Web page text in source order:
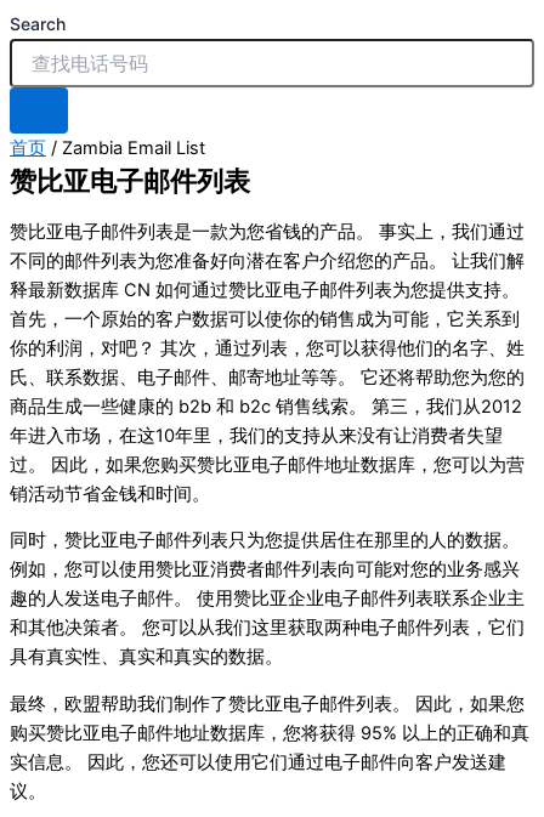
Search
首页 / Zambia Email List
赞比亚电子邮件列表
赞比亚电子邮件列表是一款为您省钱的产品。 事实上，我们通过
不同的邮件列表为您准备好向潜在客户介绍您的产品。 让我们解
释最新数据库 CN 如何通过赞比亚电子邮件列表为您提供支持。
首先，一个原始的客户数据可以使你的销售成为可能，它关系到
你的利润，对吧？ 其次，通过列表，您可以获得他们的名字、姓
氏、联系数据、电子邮件、邮寄地址等等。 它还将帮助您为您的
商品生成一些健康的 b2b 和 b2c 销售线索。 第三，我们从2012
年进入市场，在这10年里，我们的支持从来没有让消费者失望
过。 因此，如果您购买赞比亚电子邮件地址数据库，您可以为营
销活动节省金钱和时间。
同时，赞比亚电子邮件列表只为您提供居住在那里的人的数据。
例如，您可以使用赞比亚消费者邮件列表向可能对您的业务感兴
趣的人发送电子邮件。 使用赞比亚企业电子邮件列表联系企业主
和其他决策者。 您可以从我们这里获取两种电子邮件列表，它们
具有真实性、真实和真实的数据。
最终，欧盟帮助我们制作了赞比亚电子邮件列表。 因此，如果您
购买赞比亚电子邮件地址数据库，您将获得 95% 以上的正确和真
实信息。 因此，您还可以使用它们通过电子邮件向客户发送建
议。